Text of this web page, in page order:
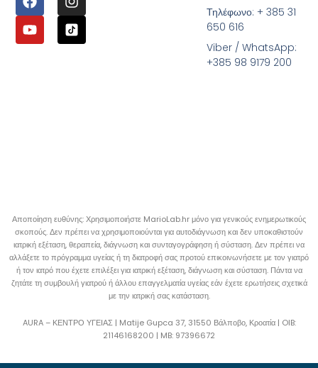
Τηλέφωνο: + 385 31
650 616
Viber / WhatsApp:
+385 98 9179 200
Αποποίηση ευθύνης: Χρησιμοποιήστε MarioLab.hr μόνο για γενικούς ενημερωτικούς
σκοπούς. Δεν πρέπει να χρησιμοποιούνται για αυτοδιάγνωση και δεν υποκαθιστούν
ιατρική εξέταση, θεραπεία, διάγνωση και συνταγογράφηση ή σύσταση. Δεν πρέπει να
αλλάξετε το πρόγραμμα υγείας ή τη διατροφή σας προτού επικοινωνήσετε με τον γιατρό
ή τον ιατρό που έχετε επιλέξει για ιατρική εξέταση, διάγνωση και σύσταση. Πάντα να
ζητάτε τη συμβουλή γιατρού ή άλλου επαγγελματία υγείας εάν έχετε ερωτήσεις σχετικά
με την ιατρική σας κατάσταση.
AURA – ΚΕΝΤΡΟ ΥΓΕΙΑΣ | Matije Gupca 37, 31550 Βάλποβο, Κροατία | OIB:
21146168200 | MB: 97396672